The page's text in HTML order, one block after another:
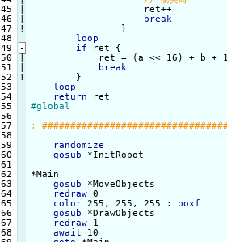
45
46
47
49
50
51
52
54
55
56
57
58
59
60
61
62
63
64
65
66
67
68
!
-
!
                    ret++
break
}
loop
if
ret {
ret = (a << 16) + b +
break
}
loop
return
#global
randomize
gosub
*InitRobot
*Main
gosub
*MoveObjects
redraw 0
color 255, 255, 255 :
boxf
gosub
*DrawObjects
redraw 1
await
10